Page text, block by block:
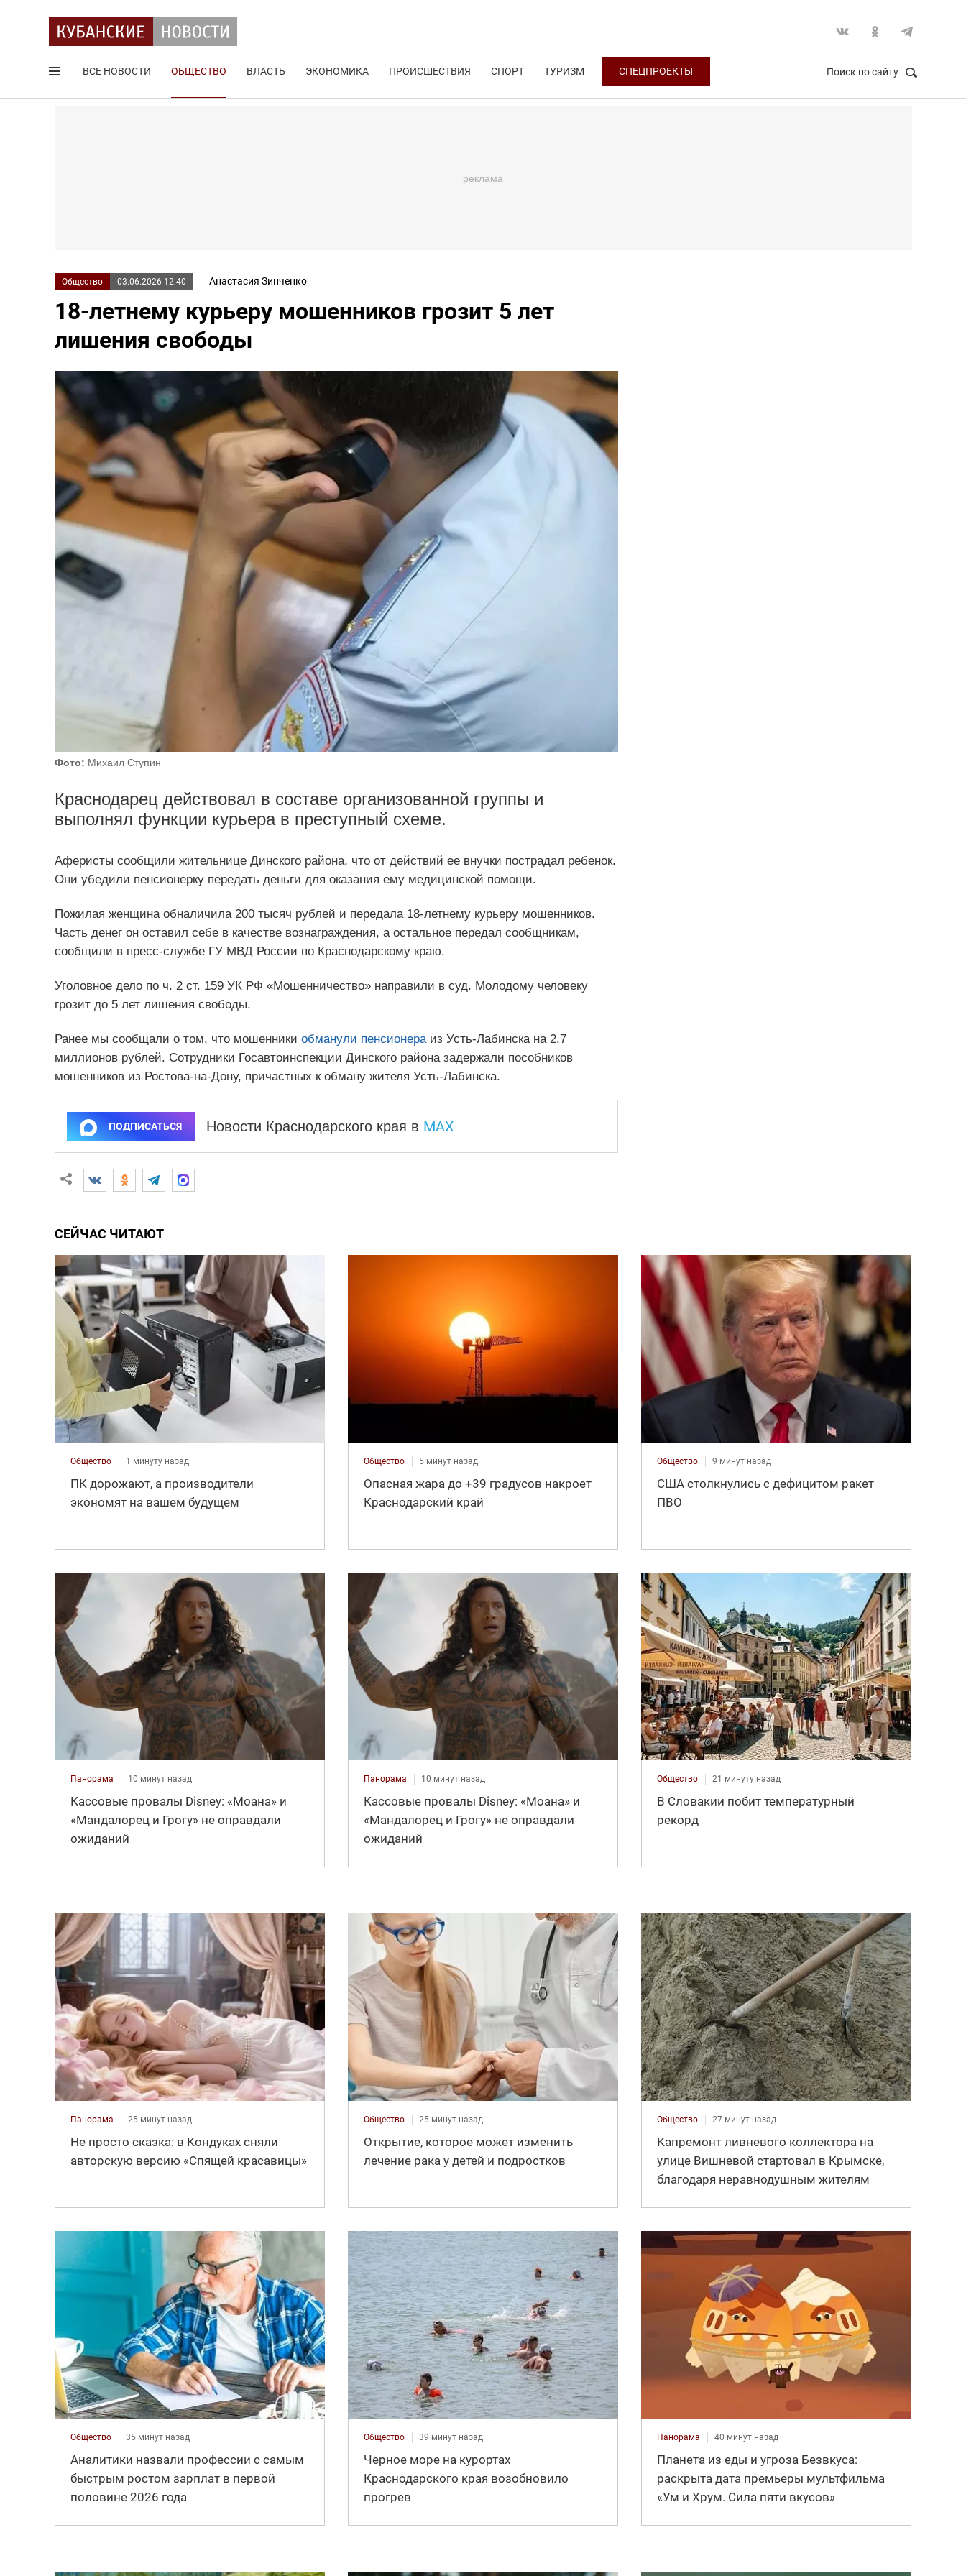
ВСЕ НОВОСТИ ОБЩЕСТВО ВЛАСТЬ ЭКОНОМИКА ПРОИСШЕСТВИЯ СПОРТ ТУРИЗМ СПЕЦПРОЕКТЫ Поиск по сайту
Общество 03.06.2026 12:40 Анастасия Зинченко
18-летнему курьеру мошенников грозит 5 лет
лишения свободы
Фото: Михаил Ступин
Краснодарец действовал в составе организованной группы и
выполнял функции курьера в преступный схеме.
Аферисты сообщили жительнице Динского района, что от действий ее внучки пострадал ребенок.
Они убедили пенсионерку передать деньги для оказания ему медицинской помощи.
Пожилая женщина обналичила 200 тысяч рублей и передала 18-летнему курьеру мошенников.
Часть денег он оставил себе в качестве вознаграждения, а остальное передал сообщникам,
сообщили в пресс-службе ГУ МВД России по Краснодарскому краю.
Уголовное дело по ч. 2 ст. 159 УК РФ «Мошенничество» направили в суд. Молодому человеку
грозит до 5 лет лишения свободы.
Ранее мы сообщали о том, что мошенники обманули пенсионераиз Усть-Лабинска на 2,7
миллионов рублей. Сотрудники Госавтоинспекции Динского района задержали пособников
мошенников из Ростова-на-Дону, причастных к обману жителя Усть-Лабинска.
ПОДПИСАТЬСЯ Новости Краснодарского края в MAX
СЕЙЧАС ЧИТАЮТ
Общество 1 минуту назад
ПК дорожают, а производители
экономят на вашем будущем
Общество 5 минут назад
Опасная жара до +39 градусов накроет
Краснодарский край
Общество 9 минут назад
США столкнулись с дефицитом ракет
ПВО
Панорама 10 минут назад
Кассовые провалы Disney: «Моана» и
«Мандалорец и Грогу» не оправдали
ожиданий
Панорама 10 минут назад
Кассовые провалы Disney: «Моана» и
«Мандалорец и Грогу» не оправдали
ожиданий
Общество 21 минуту назад
В Словакии побит температурный
рекорд
Панорама 25 минут назад
Не просто сказка: в Кондуках сняли
авторскую версию «Спящей красавицы»
Общество 25 минут назад
Открытие, которое может изменить
лечение рака у детей и подростков
Общество 27 минут назад
Капремонт ливневого коллектора на
улице Вишневой стартовал в Крымске,
благодаря неравнодушным жителям
Общество 35 минут назад
Аналитики назвали профессии с самым
быстрым ростом зарплат в первой
половине 2026 года
Общество 39 минут назад
Черное море на курортах
Краснодарского края возобновило
прогрев
Панорама 40 минут назад
Планета из еды и угроза Безвкуса:
раскрыта дата премьеры мультфильма
«Ум и Хрум. Сила пяти вкусов»